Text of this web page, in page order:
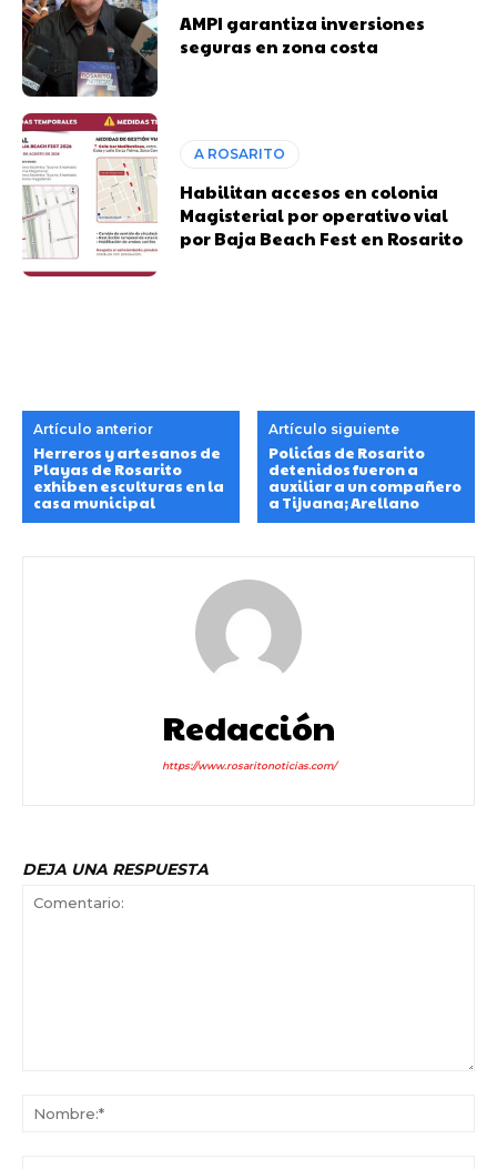
AMPI garantiza inversiones
seguras en zona costa
A ROSARITO
Habilitan accesos en colonia
Magisterial por operativo vial
por Baja Beach Fest en Rosarito
Artículo anterior
Herreros y artesanos de
Playas de Rosarito
exhiben esculturas en la
casa municipal
Artículo siguiente
Policías de Rosarito
detenidos fueron a
auxiliar a un compañero
a Tijuana; Arellano
Redacción
https://www.rosaritonoticias.com/
DEJA UNA RESPUESTA